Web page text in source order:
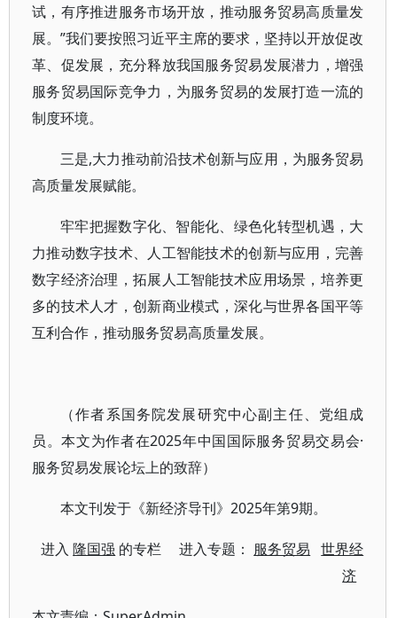
试，有序推进服务市场开放，推动服务贸易高质量发
展。”我们要按照习近平主席的要求，坚持以开放促改
革、促发展，充分释放我国服务贸易发展潜力，增强
服务贸易国际竞争力，为服务贸易的发展打造一流的
制度环境。
三是,大力推动前沿技术创新与应用，为服务贸易
高质量发展赋能。
牢牢把握数字化、智能化、绿色化转型机遇，大
力推动数字技术、人工智能技术的创新与应用，完善
数字经济治理，拓展人工智能技术应用场景，培养更
多的技术人才，创新商业模式，深化与世界各国平等
互利合作，推动服务贸易高质量发展。
（作者系国务院发展研究中心副主任、党组成
员。本文为作者在2025年中国国际服务贸易交易会·
服务贸易发展论坛上的致辞）
本文刊发于《新经济导刊》2025年第9期。
进入隆国强 的专栏 进入专题： 服务贸易
世界经
济